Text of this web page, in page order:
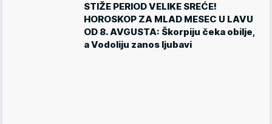
STIŽE PERIOD VELIKE SREĆE!
HOROSKOP ZA MLAD MESEC U LAVU
OD 8. AVGUSTA: Škorpiju čeka obilje,
a Vodoliju zanos ljubavi